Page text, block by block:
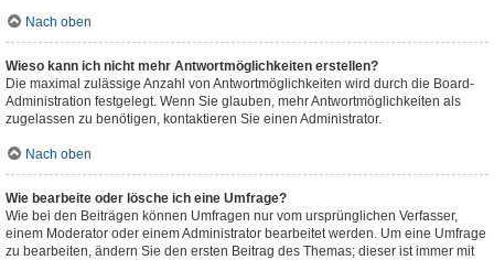
Nach oben
Wieso kann ich nicht mehr Antwortmöglichkeiten erstellen?
Die maximal zulässige Anzahl von Antwortmöglichkeiten wird durch die Board-
Administration festgelegt. Wenn Sie glauben, mehr Antwortmöglichkeiten als
zugelassen zu benötigen, kontaktieren Sie einen Administrator.
Nach oben
Wie bearbeite oder lösche ich eine Umfrage?
Wie bei den Beiträgen können Umfragen nur vom ursprünglichen Verfasser,
einem Moderator oder einem Administrator bearbeitet werden. Um eine Umfrage
zu bearbeiten, ändern Sie den ersten Beitrag des Themas; dieser ist immer mit